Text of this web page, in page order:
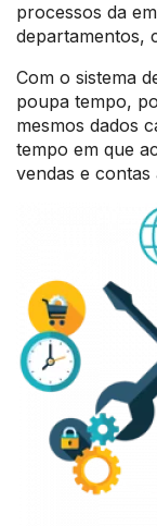
processos da
departamentos,
Com o sistema
poupa tempo,
mesmos dados
tempo em que
vendas e contas